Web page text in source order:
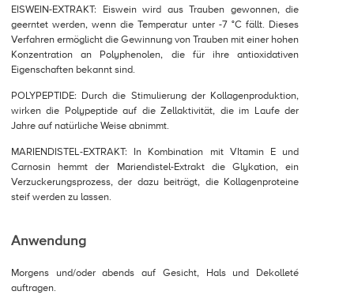
EISWEIN-EXTRAKT: Eiswein wird aus Trauben gewonnen, die
geerntet werden, wenn die Temperatur unter -7 °C fällt. Dieses
Verfahren ermöglicht die Gewinnung von Trauben mit einer hohen
Konzentration an Polyphenolen, die für ihre antioxidativen
Eigenschaften bekannt sind.
POLYPEPTIDE: Durch die Stimulierung der Kollagenproduktion,
wirken die Polypeptide auf die Zellaktivität, die im Laufe der
Jahre auf natürliche Weise abnimmt.
MARIENDISTEL-EXTRAKT: In Kombination mit VItamin E und
Carnosin hemmt der Mariendistel-Extrakt die Glykation, ein
Verzuckerungsprozess, der dazu beiträgt, die Kollagenproteine
steif werden zu lassen.
Anwendung
Morgens und/oder abends auf Gesicht, Hals und Dekolleté
auftragen.